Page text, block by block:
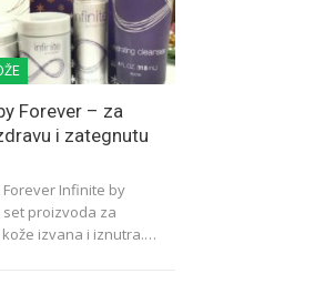
Forever – za
i zategnutu
Infinite by
proizvoda za
izvana i iznutra.…